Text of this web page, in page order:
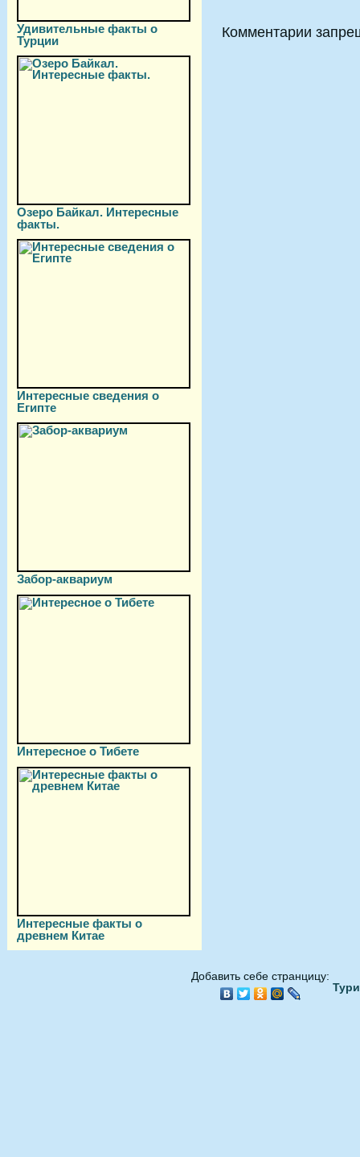
Удивительные факты о
Турции
Озеро Байкал. Интересные
факты.
Интересные сведения о
Египте
Забор-аквариум
Интересное о Тибете
Интересные факты о
древнем Китае
Комментарии
Добавить себе странцицу: